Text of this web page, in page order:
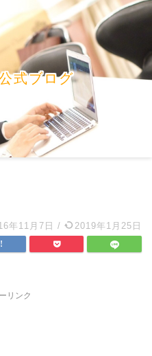
式ブログ
年11月7日 / 2019年1月25日
リンク